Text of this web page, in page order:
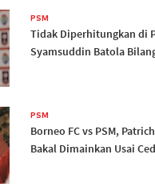
PSM
Tidak Diperhitungkan di
Syamsuddin Batola
PSM
Borneo FC vs PSM,
Bakal Dimainkan Usai